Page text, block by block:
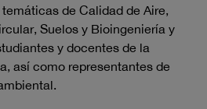
de Calidad de Aire,
Suelos y Bioingeniería y
y docentes de la
así como representantes de